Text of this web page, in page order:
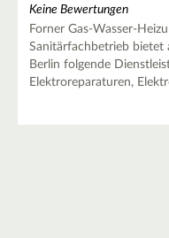
Keine Bewertungen
Forner Gas-Wasser-
Sanitärfachbetrieb bietet
Berlin folgende
Elektroreparaturen,